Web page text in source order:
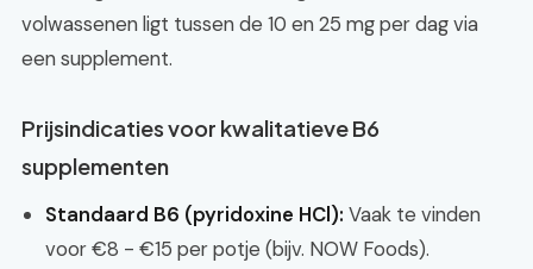
volwassenen ligt tussen de 10 en 25 mg per dag via
een supplement.
Prijsindicaties voor kwalitatieve B6
supplementen
Standaard B6 (pyridoxine HCl): Vaak te vinden
voor €8 - €15 per potje (bijv. NOW Foods).